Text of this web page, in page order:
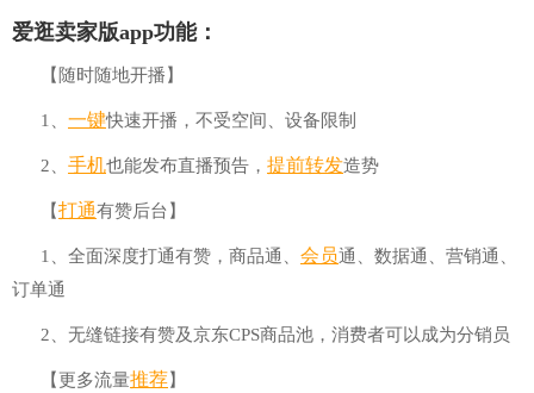
爱逛卖家版app功能：
【随时随地开播】
1、 一键快速开播，不受空间、设备限制
2、 手机也能发布直播预告， 提前转发造势
【打通有赞后台】
1、全面深度打通有赞，商品通、 会员通、数据通、营销通、
订单通
2、无缝链接有赞及京东CPS商品池，消费者可以成为分销员
【更多流量推荐】